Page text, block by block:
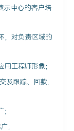
示中心的客户培
，对负责区域的
工程师形象；
及跟踪、回款，
；